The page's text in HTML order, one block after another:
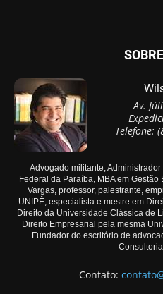
Av.
Telefone:
Advogado militante,
Federal da Paraíba, MBA em
Vargas, professor, palestrante,
UNIPÊ, especialista e mestre em
Direito da Universidade Clássica de
Direito Empresarial pela mesma
Fundador do escritório de
Contato: